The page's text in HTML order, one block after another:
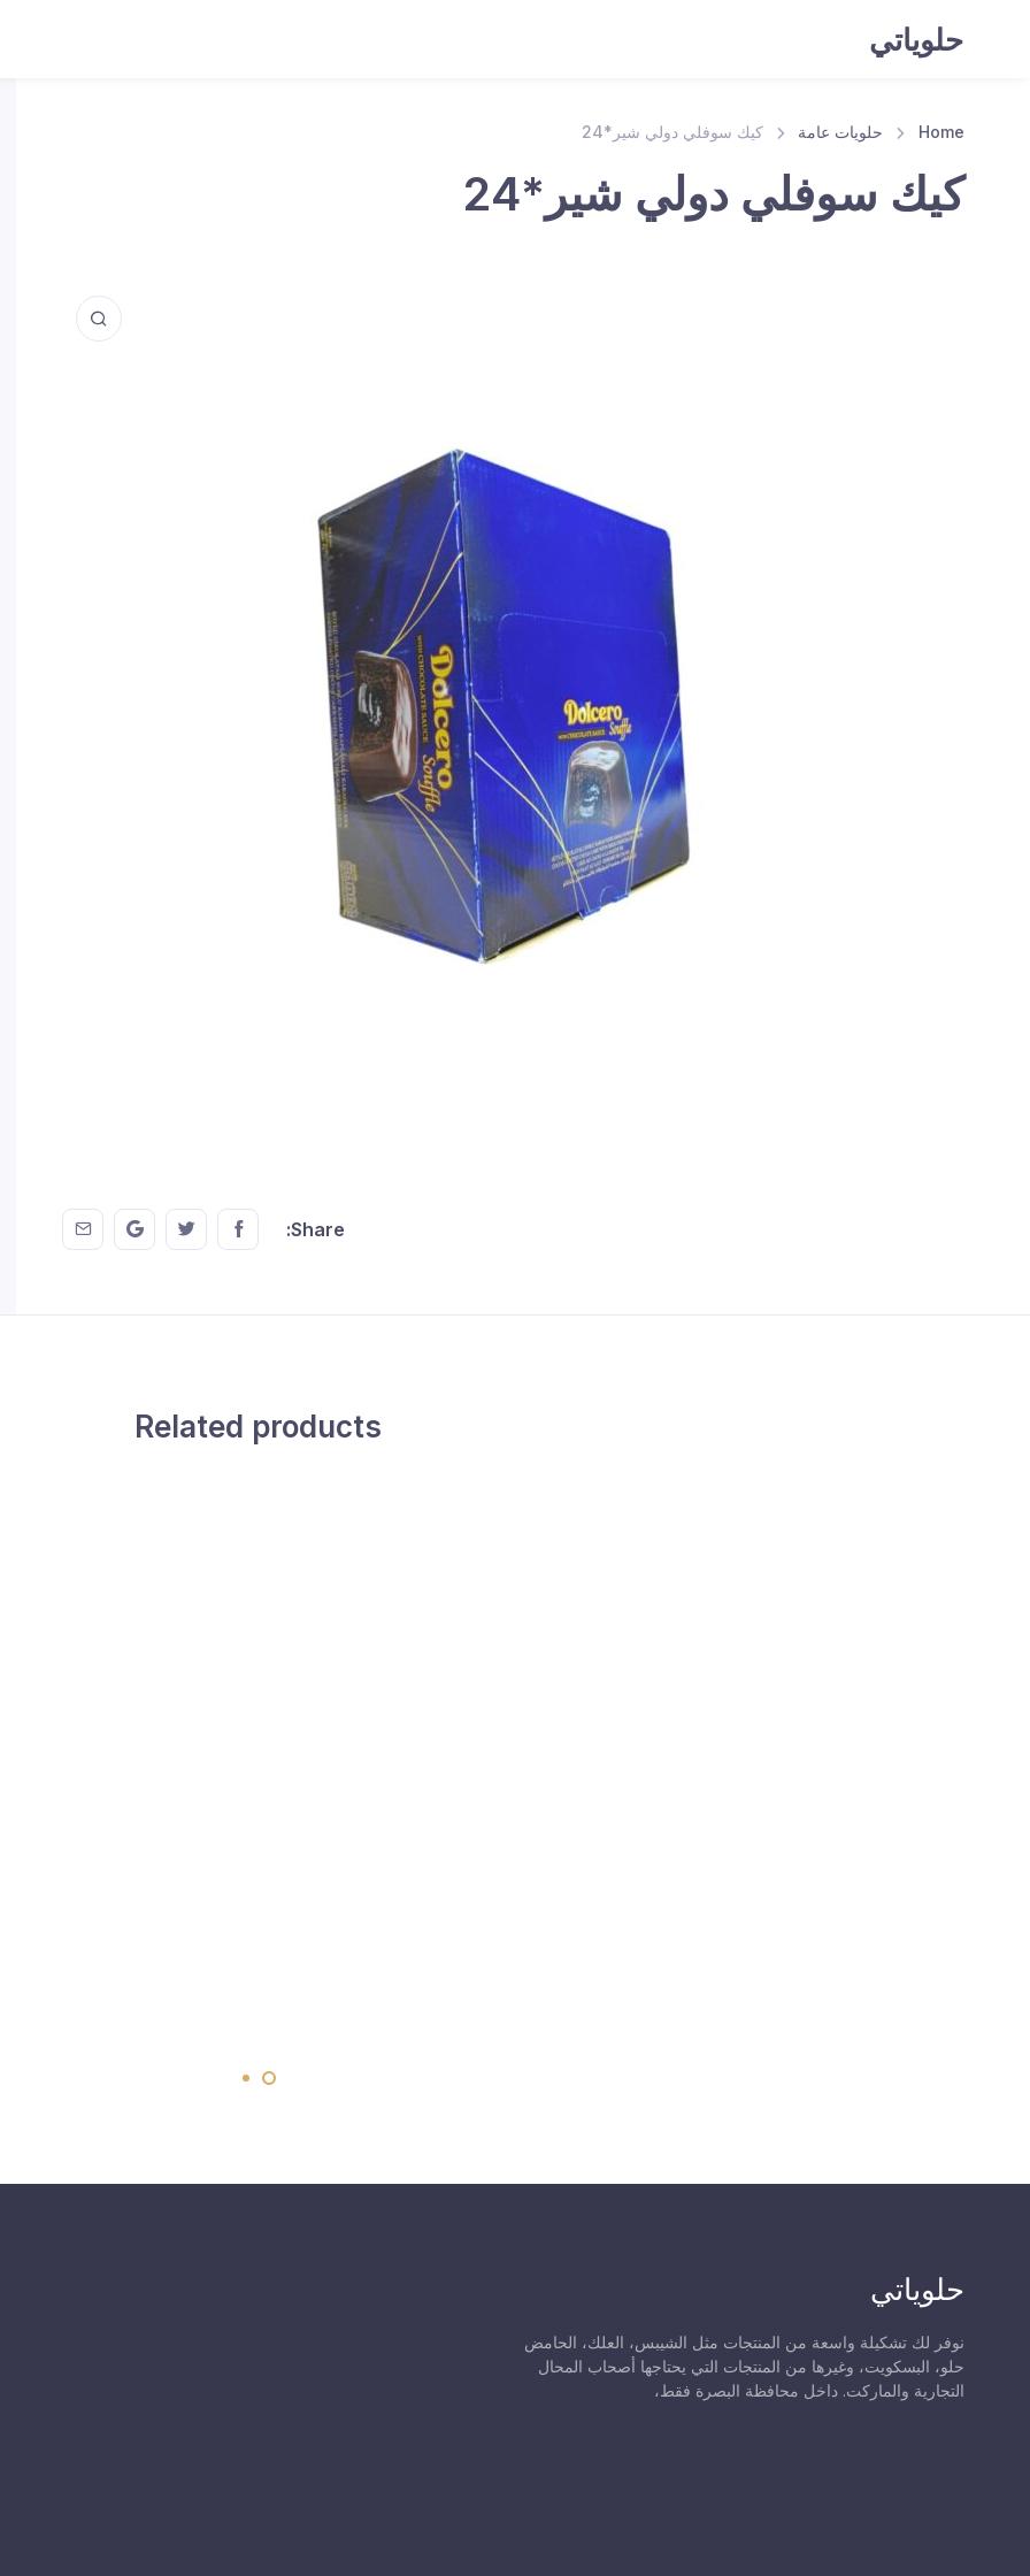
حلوياتي
Home حلويات عامة كيك سوفلي دولي شير*24
كيك سوفلي دولي شير*24
Share:
Share this on FaceBook
Share this on Twitter
on GMail
Related products
حلوياتي
نوفر لك تشكيلة واسعة من المنتجات مثل الشيبس، العلك، الحامض
حلو، البسكويت، وغيرها من المنتجات التي يحتاجها أصحاب المحال
التجارية والماركت. داخل محافظة البصرة فقط،